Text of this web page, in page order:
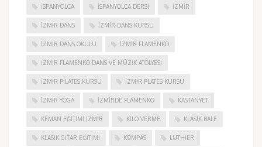
İSPANYOLCA İSPANYOLCA DERSI IZMIR
IZMIR DANS IZMIR DANS KURSU
IZMIR DANS OKULU IZMIR FLAMENKO
İZMIR FLAMENKO DANS VE MÜZIK ATÖLYESI
İZMIR PILATES KURSU İZMIR PLATES KURSU
İZMIR YOGA IZMIRDE FLAMENKO KASTANYET
KEMAN EĞITIMI İZMIR KILO VERME KLASIK BALE
KLASIK GITAR EĞITIMI KOMPAS LUTHIER